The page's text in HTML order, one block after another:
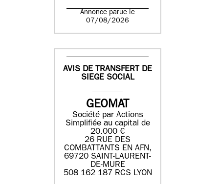
Annonce parue le
07/08/2026
AVIS DE TRANSFERT DE
SIEGE SOCIAL
GEOMAT
Société par Actions
Simplifiée au capital de
20.000 €
26 RUE DES
COMBATTANTS EN AFN,
69720 SAINT-LAURENT-
DE-MURE
508 162 187 RCS LYON